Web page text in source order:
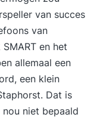
van succes
van
en het
allemaal een
een klein
Dat is
niet bepaald